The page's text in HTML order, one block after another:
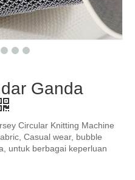
Ganda
Circular Knitting Machine
Casual wear, bubble
untuk berbagai keperluan